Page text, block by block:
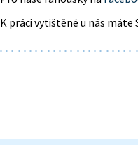
K práci vytištěné u nás máte